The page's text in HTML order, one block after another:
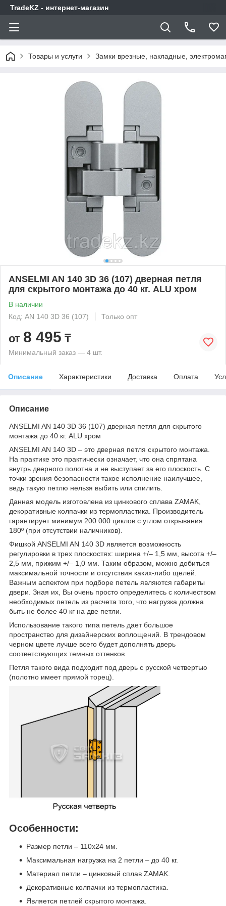
TradeKZ - интернет-магазин
Товары и услуги Замки врезные, накладные,
ANSELMI AN 140 3D 36 (107) дверная петля
для скрытого монтажа до 40 кг. ALU хром
В наличии
Код: AN 140 3D 36 (107)
Только опт
от 8 495 ₸
Минимальный заказ — 4 шт.
Описание Характеристики Доставка Оплата
Описание
ANSELMI AN 140 3D 36 (107) дверная петля для скрытого
монтажа до 40 кг. ALU хром
ANSELMI AN 140 3D – это дверная петля скрытого монтажа.
На практике это практически означает, что она спрятана
внутрь дверного полотна и не выступает за его плоскость. С
точки зрения безопасности такое исполнение наилучшее,
ведь такую петлю нельзя выбить или спилить.
Данная модель изготовлена ​​из цинкового сплава ZAMAK,
декоративные колпачки из термопластика. Производитель
гарантирует минимум 200 000 циклов с углом открывания
180º (при отсутствии наличников).
Фишкой ANSELMI AN 140 3D является возможность
регулировки в трех плоскостях: ширина +/– 1,5 мм, высота +/–
2,5 мм, прижим +/– 1,0 мм. Таким образом, можно добиться
максимальной точности и отсутствия каких-либо щелей.
Важным аспектом при подборе петель являются габариты
двери. Зная их, Вы очень просто определитесь с количеством
необходимых петель из расчета того, что нагрузка должна
быть не более 40 кг на две петли.
Использование такого типа петель дает большое
пространство для дизайнерских воплощений. В трендовом
черном цвете лучше всего будет дополнять дверь
соответствующих темных оттенков.
Петля такого вида подходит под дверь с русской четвертью
(полотно имеет прямой торец).
Особенности:
Размер петли – 110х24 мм.
Максимальная нагрузка на 2 петли – до 40 кг.
Материал петли – цинковый сплав ZAMAK.
Декоративные колпачки из термопластика.
Является петлей скрытого монтажа.